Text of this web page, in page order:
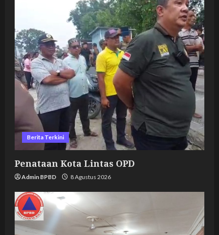
Berita Terkini
Penataan Kota Lintas OPD
Admin BPBD 8 Agustus 2026